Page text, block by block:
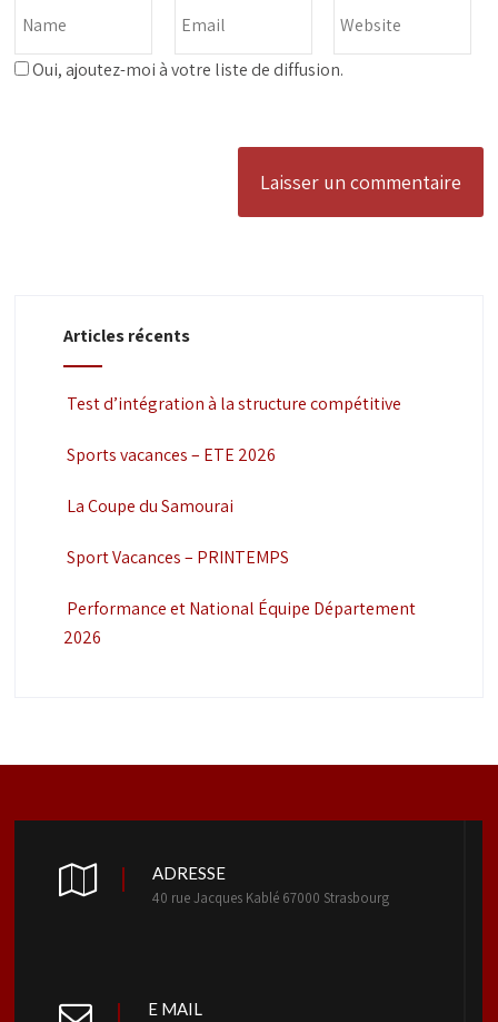
Oui, ajoutez-moi à votre liste de diffusion.
Articles récents
Test d’intégration à la structure compétitive
Sports vacances – ETE 2026
La Coupe du Samourai
Sport Vacances – PRINTEMPS
Performance et National Équipe Département
2026
ADRESSE
40 rue Jacques Kablé 67000 Strasbourg
E MAIL